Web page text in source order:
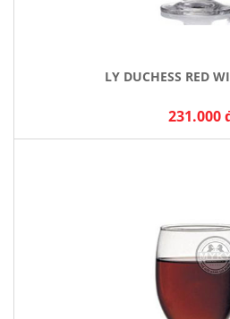
LY DUCHESS RED
231.000